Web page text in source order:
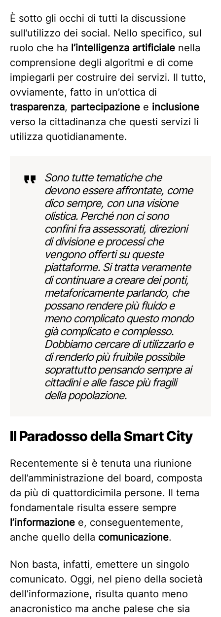
È sotto gli occhi di tutti la discussione
sull’utilizzo dei social. Nello specifico, sul
ruolo che ha l’intelligenza artificiale nella
comprensione degli algoritmi e di come
impiegarli per costruire dei servizi. Il tutto,
ovviamente, fatto in un’ottica di
trasparenza, partecipazione e inclusione
verso la cittadinanza che questi servizi li
utilizza quotidianamente.
Sono tutte tematiche che
devono essere affrontate, come
dico sempre, con una visione
olistica. Perché non ci sono
confini fra assessorati, direzioni
di divisione e processi che
vengono offerti su queste
piattaforme. Si tratta veramente
di continuare a creare dei ponti,
metaforicamente parlando, che
possano rendere più fluido e
meno complicato questo mondo
già complicato e complesso.
Dobbiamo cercare di utilizzarlo e
di renderlo più fruibile possibile
soprattutto pensando sempre ai
cittadini e alle fasce più fragili
della popolazione.
Il Paradosso della Smart City
Recentemente si è tenuta una riunione
dell’amministrazione del board, composta
da più di quattordicimila persone. Il tema
fondamentale risulta essere sempre
l’informazione e, conseguentemente,
anche quello della comunicazione.
Non basta, infatti, emettere un singolo
comunicato. Oggi, nel pieno della società
dell’informazione, risulta quanto meno
anacronistico ma anche palese che sia